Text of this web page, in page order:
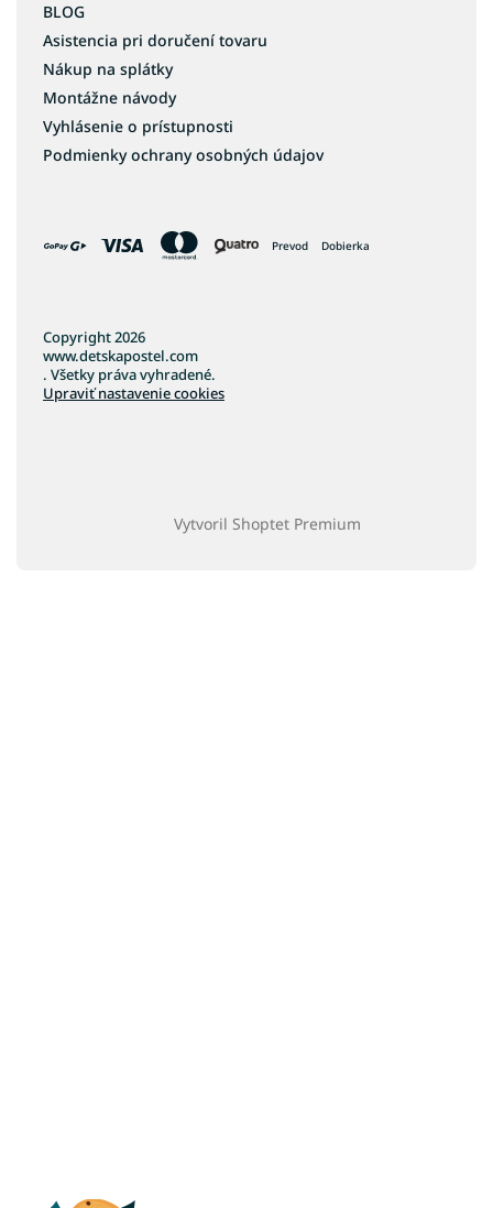
BLOG
Asistencia pri doručení tovaru
Nákup na splátky
Montážne návody
Vyhlásenie o prístupnosti
Podmienky ochrany osobných údajov
Prevod Dobierka
Vytvoril Shoptet Premium
Copyright 2026
www.detskapostel.com
. Všetky práva vyhradené.
Upraviť nastavenie cookies